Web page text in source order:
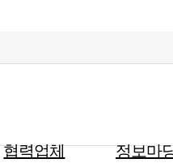
협력업체 정보마